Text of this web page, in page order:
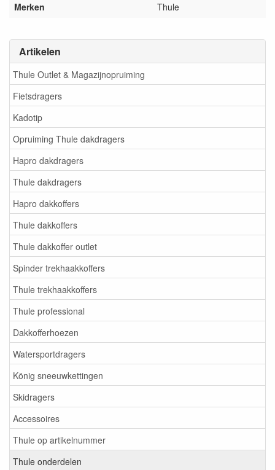
Artikelen
Thule Outlet & Magazijnopruiming
Fietsdragers
Kadotip
Opruiming Thule dakdragers
Hapro dakdragers
Thule dakdragers
Hapro dakkoffers
Thule dakkoffers
Thule dakkoffer outlet
Spinder trekhaakkoffers
Thule trekhaakkoffers
Thule professional
Dakkofferhoezen
Watersportdragers
König sneeuwkettingen
Skidragers
Accessoires
Thule op artikelnummer
Thule onderdelen
Merken Thule